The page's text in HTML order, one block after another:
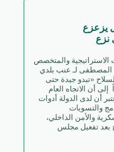
يزعزع
نزع
والمتخصص
المصطفى لـ عنب بلدي
«تبدو جيدة حتى
إلى أن الاتجاه العام
أن لدى الدولة أدوات
والتسويات
والأمن الداخلي،
بعد تفعيل مجلس